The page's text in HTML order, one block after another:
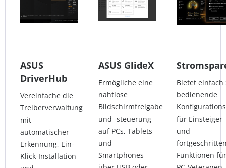
ASUS
DriverHub
Vereinfache die
Treiberverwaltung
mit
automatischer
Erkennung, Ein-
Klick-Installation
ASUS GlideX
Ermögliche eine
nahtlose
Bildschirmfreigabe
und -steuerung
auf PCs, Tablets
und
Smartphones
Bietet einfach
bedienende
für Einsteiger
und
Funktionen für